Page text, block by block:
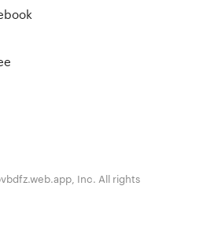
Inc. All rights